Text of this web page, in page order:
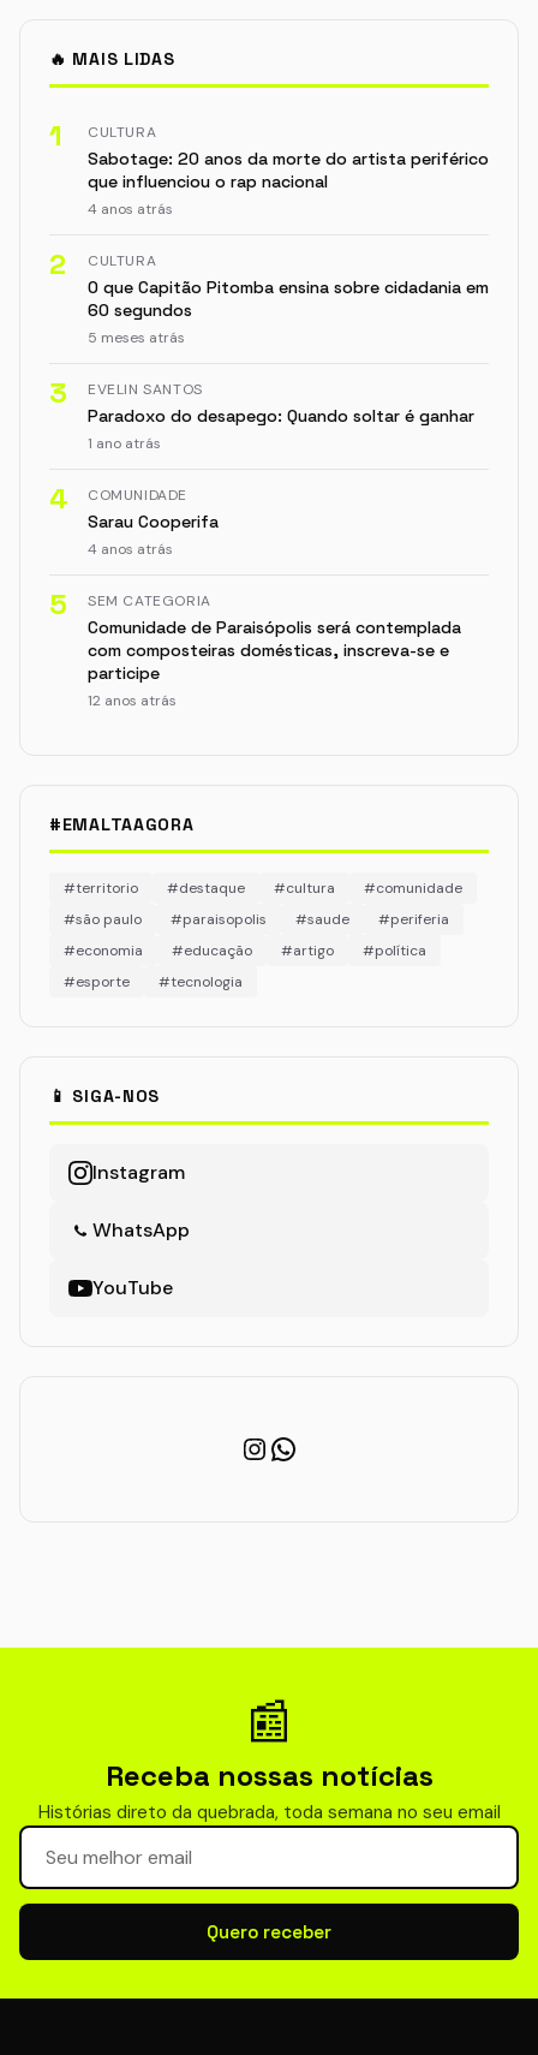
🔥 MAIS LIDAS
1 CULTURA
Sabotage: 20 anos da morte do artista periférico
que influenciou o rap nacional
4 anos atrás
2 CULTURA
O que Capitão Pitomba ensina sobre cidadania em
60 segundos
5 meses atrás
3 EVELIN SANTOS
Paradoxo do desapego: Quando soltar é ganhar
1 ano atrás
4 COMUNIDADE
Sarau Cooperifa
4 anos atrás
5 SEM CATEGORIA
Comunidade de Paraisópolis será contemplada
com composteiras domésticas, inscreva-se e
participe
12 anos atrás
#EMALTAAGORA
#territorio #destaque #cultura
#comunidade
#são paulo
#paraisopolis #saude
#periferia
#economia
#educação #artigo
#política
#esporte
#tecnologia
📱 SIGA-NOS
Instagram
WhatsApp
YouTube
Instagram
WhatsApp
📰
Receba nossas notícias
Histórias direto da quebrada, toda semana no seu email
Seu email para newsletter
Quero receber